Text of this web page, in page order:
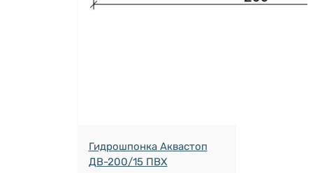
Гидрошпонка Аквастоп
ДВ-200/15 ПВХ